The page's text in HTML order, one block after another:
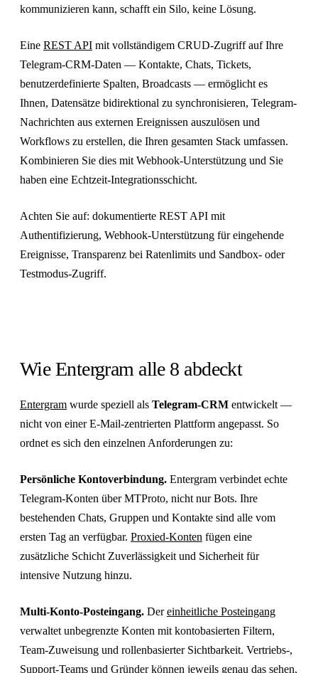
kommunizieren kann, schafft ein Silo, keine Lösung.
Eine REST API mit vollständigem CRUD-Zugriff auf Ihre
Telegram-CRM-Daten — Kontakte, Chats, Tickets,
benutzerdefinierte Spalten, Broadcasts — ermöglicht es
Ihnen, Datensätze bidirektional zu synchronisieren, Telegram-
Nachrichten aus externen Ereignissen auszulösen und
Workflows zu erstellen, die Ihren gesamten Stack umfassen.
Kombinieren Sie dies mit Webhook-Unterstützung und Sie
haben eine Echtzeit-Integrationsschicht.
Achten Sie auf: dokumentierte REST API mit
Authentifizierung, Webhook-Unterstützung für eingehende
Ereignisse, Transparenz bei Ratenlimits und Sandbox- oder
Testmodus-Zugriff.
Wie Entergram alle 8 abdeckt
Entergram wurde speziell als Telegram-CRM entwickelt —
nicht von einer E-Mail-zentrierten Plattform angepasst. So
ordnet es sich den einzelnen Anforderungen zu:
Persönliche Kontoverbindung. Entergram verbindet echte
Telegram-Konten über MTProto, nicht nur Bots. Ihre
bestehenden Chats, Gruppen und Kontakte sind alle vom
ersten Tag an verfügbar. Proxied-Konten fügen eine
zusätzliche Schicht Zuverlässigkeit und Sicherheit für
intensive Nutzung hinzu.
Multi-Konto-Posteingang. Dereinheitliche Posteingang
verwaltet unbegrenzte Konten mit kontobasierten Filtern,
Team-Zuweisung und rollenbasierter Sichtbarkeit. Vertriebs-,
Support-Teams und Gründer können jeweils genau das sehen,